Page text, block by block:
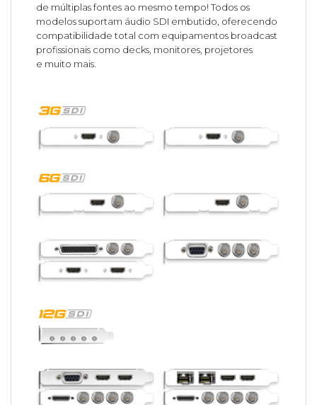
de múltiplas fontes ao mesmo tempo! Todos os
modelos suportam áudio SDI embutido, oferecendo
compatibilidade total com equipamentos broadcast
profissionais como decks, monitores, projetores
e muito mais.